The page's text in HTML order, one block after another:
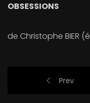
OBSESSIONS
de Christophe BIER
Prev